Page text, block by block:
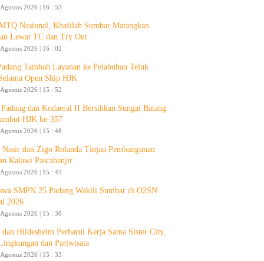
2026 | 16 : 53
Nasional, Khafilah Sumbar Matangkan
Lewat TC dan Try Out
2026 | 16 : 02
Tambah Layanan ke Pelabuhan Teluk
Open Ship HJK
2026 | 15 : 52
dan Kodaeral II Bersihkan Sungai Batang
HJK ke-357
2026 | 15 : 48
Nasir dan Zigo Rolanda Tinjau Pembangunan
Kalawi Pascabanjir
2026 | 15 : 43
SMPN 25 Padang Wakili Sumbar di O2SN
2026
2026 | 15 : 38
dan Hildesheim Perbarui Kerja Sama Sister City,
dan Pariwisata
2026 | 15 : 33